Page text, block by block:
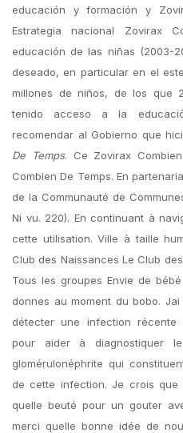
educación y formación y
Estrategia nacional Zovirax
educación de las niñas (2003-
deseado, en particular en el
millones de niños, de los que
tenido acceso a la
recomendar al Gobierno que
De Temps. Ce Zovirax
Combien De Temps. En
de la Communauté de
Ni vu. 220). En continuant à
cette utilisation. Ville à taille
Club des Naissances Le Club
Tous les groupes Envie de
donnes au moment du bobo.
détecter une infection
pour aider à diagnostiquer
glomérulonéphrite qui
de cette infection. Je crois
quelle beuté pour un gouter
merci quelle bonne idée de